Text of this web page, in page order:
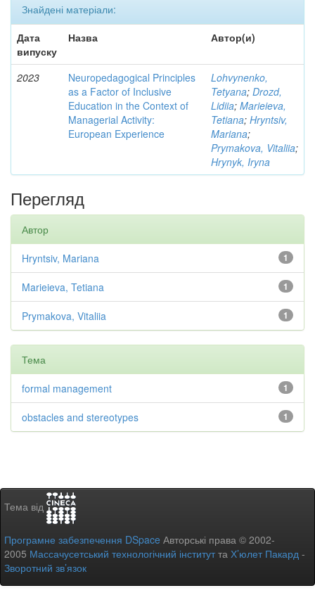
Знайдені матеріали:
Дата
випуску
Назва Автор(и)
2023
Neuropedagogical Principles
as a Factor of Inclusive
Education in the Context of
Managerial Activity:
European Experience
Lohvynenko,
Tetyana; Drozd,
Lidiia; Marieieva,
Tetiana; Hryntsiv,
Mariana;
Prymakova, Vitaliia;
Hrynyk, Iryna
Перегляд
Автор
1
Hryntsiv, Mariana
1
Marieieva, Tetiana
1
Prymakova, Vitaliia
Тема
1
formal management
1
obstacles and stereotypes
Тема від
Програмне забезпечення DSpace Авторські права © 2002-
2005 Массачусетський технологічний інститутта Х’юлет Пакард -
Зворотний зв’язок